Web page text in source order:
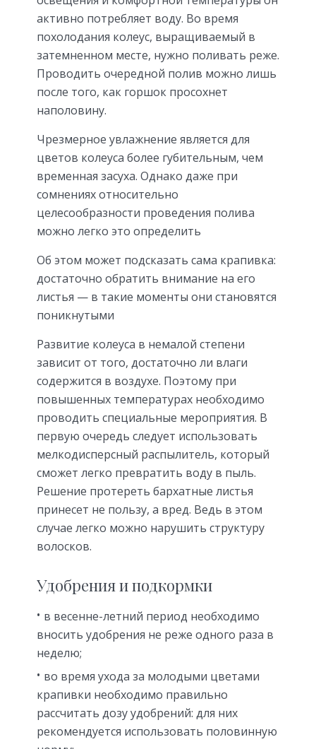
активно потребляет воду. Во время
похолодания колеус, выращиваемый в
затемненном месте, нужно поливать реже.
Проводить очередной полив можно лишь
после того, как горшок просохнет
наполовину.
Чрезмерное увлажнение является для
цветов колеуса более губительным, чем
временная засуха. Однако даже при
сомнениях относительно
целесообразности проведения полива
можно легко это определить
Об этом может подсказать сама крапивка:
достаточно обратить внимание на его
листья — в такие моменты они становятся
поникнутыми
Развитие колеуса в немалой степени
зависит от того, достаточно ли влаги
содержится в воздухе. Поэтому при
повышенных температурах необходимо
проводить специальные мероприятия. В
первую очередь следует использовать
мелкодисперсный распылитель, который
сможет легко превратить воду в пыль.
Решение протереть бархатные листья
принесет не пользу, а вред. Ведь в этом
случае легко можно нарушить структуру
волосков.
Удобрения и подкормки
в весенне-летний период необходимо
вносить удобрения не реже одного раза в
неделю;
во время ухода за молодыми цветами
крапивки необходимо правильно
рассчитать дозу удобрений: для них
рекомендуется использовать половинную